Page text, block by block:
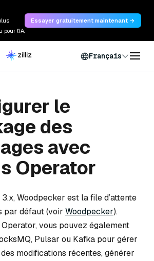
pour l'IA.
Essayer gratuitement maintenant →
Français
le
des
avec
Operator
Woodpecker est la file d’attente
par défaut (voir Woodpecker).
vous pouvez également
Pulsar ou Kafka pour gérer
modifications récentes, générer